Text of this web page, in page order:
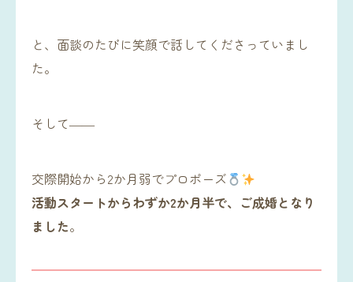
と、面談のたびに笑顔で話してくださっていまし
た。
そして――
交際開始から2か月弱でプロポーズ
活動スタートからわずか2か月半で、ご成婚となり
ました。